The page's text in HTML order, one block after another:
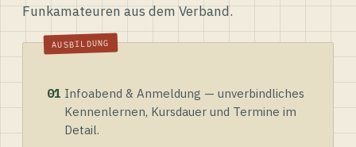
Funkamateuren aus dem Verband.
01 Infoabend & Anmeldung — unverbindliches
Kennenlernen, Kursdauer und Termine im
Detail.